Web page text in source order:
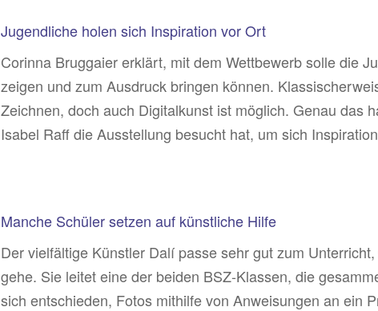
Jugendliche holen sich Inspiration vor Ort
Corinna Bruggaier erklärt, mit dem Wettbewerb solle die
zeigen und zum Ausdruck bringen können.
Zeichnen, doch auch Digitalkunst ist möglich. Genau das
Isabel Raff die Ausstellung besucht hat, um sich
Manche Schüler setzen auf künstliche Hilfe
Der vielfältige Künstler Dalí passe sehr gut zum
gehe. Sie leitet eine der beiden BSZ-Klassen, die
sich entschieden, Fotos mithilfe von Anweisungen an ein